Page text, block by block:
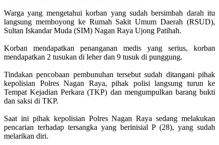
Warga yang mengetahui korban yang sudah bersimbah darah itu
langsung memboyong ke Rumah Sakit Umum Daerah (RSUD),
Sultan Iskandar Muda (SIM) Nagan Raya Ujong Patihah.
Korban mendapatkan penanganan medis yang serius, korban
mendapatkan 2 tusukan di leher dan 9 tusuk di punggung.
Tindakan pencobaan pembunuhan tersebut sudah ditangani pihak
kepolisian Polres Nagan Raya, pihak polisi langsung turun ke
Tempat Kejadian Perkara (TKP) dan mengumpulkan barang bukti
dan saksi di TKP.
Saat ini pihak kepolisian Polres Nagan Raya sedang melakukan
pencarian terhadap tersangka yang berinisial P (28), yang sudah
melarikan diri.